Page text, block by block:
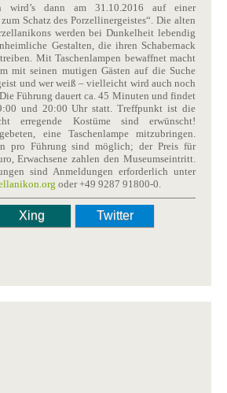
wird’s dann am 31.10.2016 auf einer
zum Schatz des Porzellinergeistes“. Die alten
werden beiDunkelheit lebendig
Gestalten, die ihren Schabernack
Mit Taschenlampen bewaffnet macht
mit seinen mutigen Gästen auf die Suche
und wer weiß – vielleicht wird auch noch
Führung dauert ca. 45 Minuten und findet
und 20:00 Uhr statt. Treffpunkt ist die
erregende Kostüme sind erwünscht!
eine Taschenlampe mitzubringen.
pro Führung sind möglich; der Preis für
Erwachsene zahlen den Museumseintritt.
sind Anmeldungen erforderlich unter
oder +49 9287 91800-0.
Xing
Twitter